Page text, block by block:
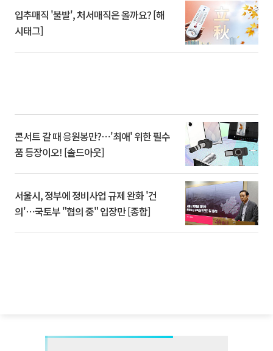
입추매직 '불발', 처서매직은 올까요? [해
시태그]
콘서트 갈 때 응원봉만?⋯'최애' 위한 필수
품 등장이오! [솔드아웃]
서울시, 정부에 정비사업 규제 완화 '건
의'⋯국토부 "협의 중" 입장만 [종합]